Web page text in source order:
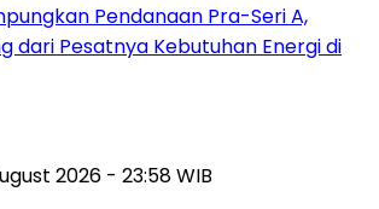
Pendanaan Pra-Seri A,
dari Pesatnya Kebutuhan Energi di
2026 - 23:58 WIB